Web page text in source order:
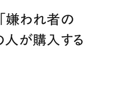
嫌われ者の
人が購入する